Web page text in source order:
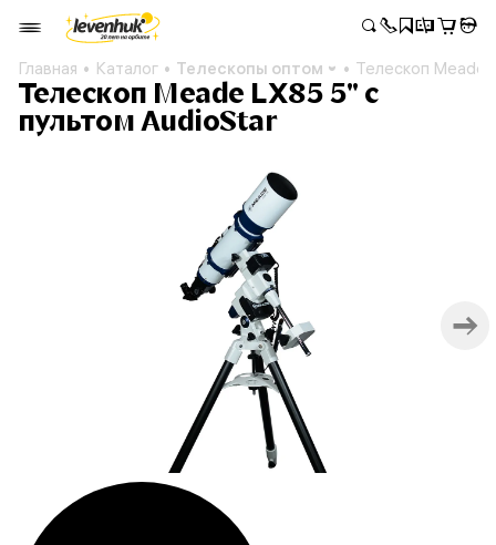
Главная Каталог Телескопы оптом Телескоп Meade
Телескоп Meade LX85 5" с
пультом AudioStar